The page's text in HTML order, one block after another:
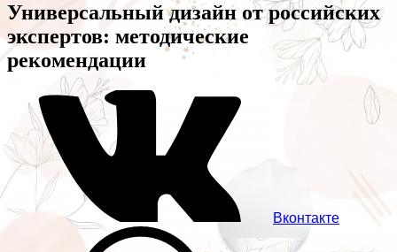
Универсальный дизайн от российских
экспертов: методические
рекомендации
Вконтакте